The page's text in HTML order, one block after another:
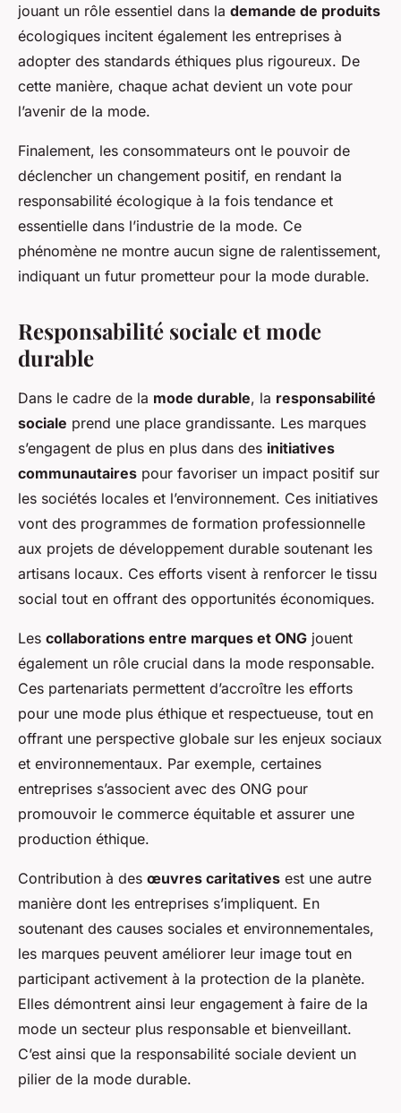
jouant un rôle essentiel dans la demande de produits
écologiques incitent également les entreprises à
adopter des standards éthiques plus rigoureux. De
cette manière, chaque achat devient un vote pour
l’avenir de la mode.
Finalement, les consommateurs ont le pouvoir de
déclencher un changement positif, en rendant la
responsabilité écologique à la fois tendance et
essentielle dans l’industrie de la mode. Ce
phénomène ne montre aucun signe de ralentissement,
indiquant un futur prometteur pour la mode durable.
Responsabilité sociale et mode
durable
Dans le cadre de la mode durable, la responsabilité
sociale prend une place grandissante. Les marques
s’engagent de plus en plus dans des initiatives
communautaires pour favoriser un impact positif sur
les sociétés locales et l’environnement. Ces initiatives
vont des programmes de formation professionnelle
aux projets de développement durable soutenant les
artisans locaux. Ces efforts visent à renforcer le tissu
social tout en offrant des opportunités économiques.
Les collaborations entre marques et ONG jouent
également un rôle crucial dans la mode responsable.
Ces partenariats permettent d’accroître les efforts
pour une mode plus éthique et respectueuse, tout en
offrant une perspective globale sur les enjeux sociaux
et environnementaux. Par exemple, certaines
entreprises s’associent avec des ONG pour
promouvoir le commerce équitable et assurer une
production éthique.
Contribution à des œuvres caritatives est une autre
manière dont les entreprises s’impliquent. En
soutenant des causes sociales et environnementales,
les marques peuvent améliorer leur image tout en
participant activement à la protection de la planète.
Elles démontrent ainsi leur engagement à faire de la
mode un secteur plus responsable et bienveillant.
C’est ainsi que la responsabilité sociale devient un
pilier de la mode durable.